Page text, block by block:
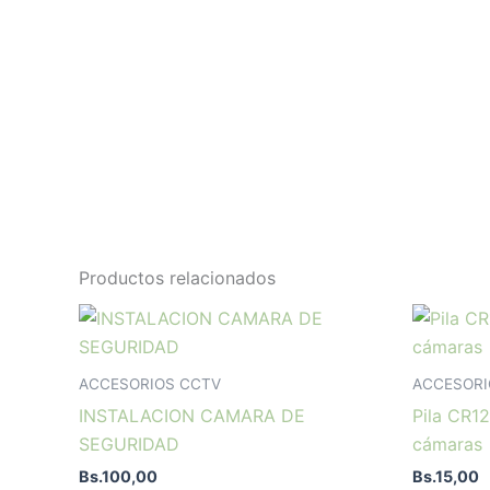
Productos relacionados
ACCESORIOS CCTV
INSTALACION CAMARA DE
SEGURIDAD
Bs.100,00
Pila
cámaras
Bs.15,00